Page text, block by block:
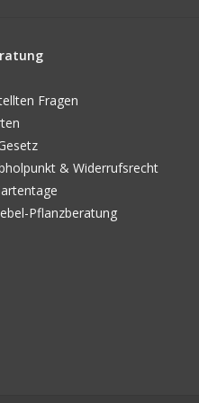
Fragen
& Widerrufsrecht
Pflanzberatung